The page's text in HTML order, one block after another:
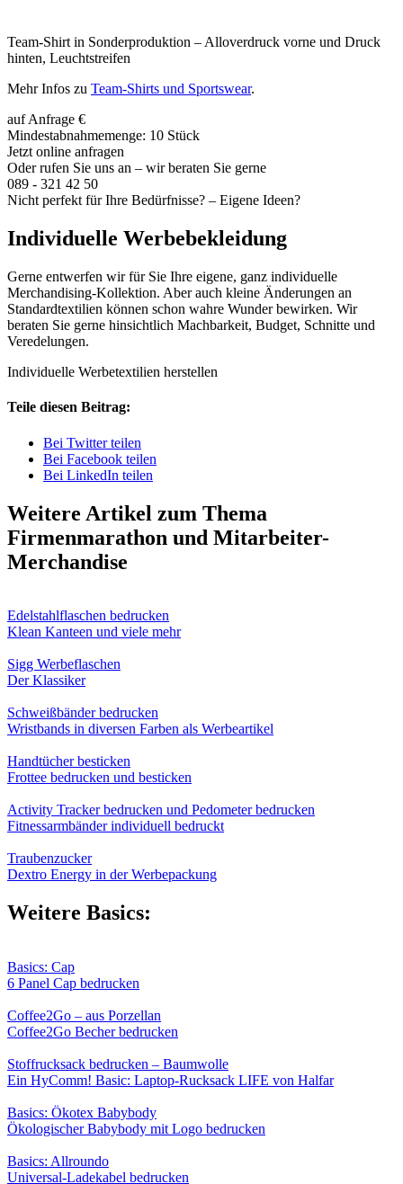
Team-Shirt in Sonderproduktion – Alloverdruck vorne und Druck
hinten, Leuchtstreifen
Mehr Infos zu Team-Shirts und Sportswear.
auf Anfrage €
Mindestabnahmemenge: 10 Stück
Jetzt online anfragen
Oder rufen Sie uns an – wir beraten Sie gerne
089 - 321 42 50
Nicht perfekt für Ihre Bedürfnisse? – Eigene Ideen?
Individuelle Werbebekleidung
Gerne entwerfen wir für Sie Ihre eigene, ganz individuelle
Merchandising-Kollektion. Aber auch kleine Änderungen an
Standardtextilien können schon wahre Wunder bewirken. Wir
beraten Sie gerne hinsichtlich Machbarkeit, Budget, Schnitte und
Veredelungen.
Individuelle Werbetextilien herstellen
Teile diesen Beitrag:
Bei Twitter teilen
Bei Facebook teilen
Bei LinkedIn teilen
Weitere Artikel zum Thema
Firmenmarathon und Mitarbeiter-
Merchandise
Edelstahlflaschen bedrucken
Klean Kanteen und viele mehr
Sigg Werbeflaschen
Der Klassiker
Schweißbänder bedrucken
Wristbands in diversen Farben als Werbeartikel
Handtücher besticken
Frottee bedrucken und besticken
Activity Tracker bedrucken und Pedometer bedrucken
Fitnessarmbänder individuell bedruckt
Traubenzucker
Dextro Energy in der Werbepackung
Weitere Basics:
Basics: Cap
6 Panel Cap bedrucken
Coffee2Go – aus Porzellan
Coffee2Go Becher bedrucken
Stoffrucksack bedrucken – Baumwolle
Ein HyComm! Basic: Laptop-Rucksack LIFE von Halfar
Basics: Ökotex Babybody
Ökologischer Babybody mit Logo bedrucken
Basics: Allroundo
Universal-Ladekabel bedrucken